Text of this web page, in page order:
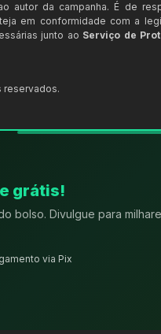
autor da campanha. É de
em conformidade com a
junto ao Serviço de
reservados.
grátis!
bolso. Divulgue para
via Pix